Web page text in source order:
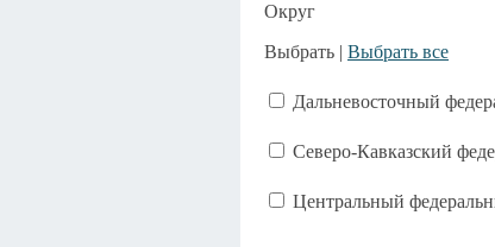
Округ
Выбрать | Выбрать все
Дальневосточный
Северо-Кавказский
Центральный